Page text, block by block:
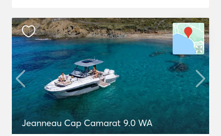
Jeanneau Cap Camarat 9.0 WA